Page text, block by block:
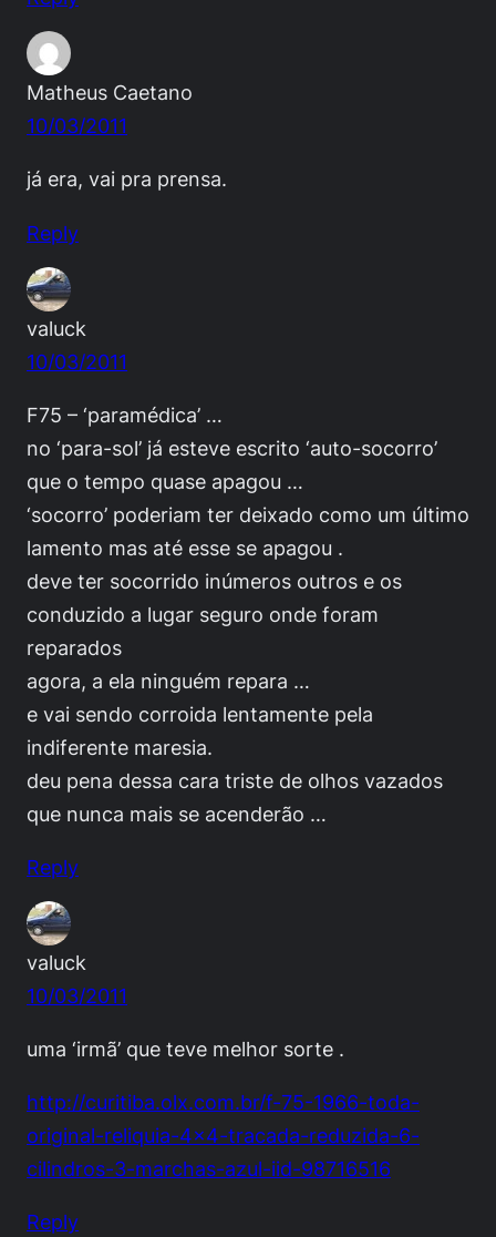
Matheus Caetano
10/03/2011
já era, vai pra prensa.
Reply
valuck
10/03/2011
F75 – ‘paramédica’ …
no ‘para-sol’ já esteve escrito ‘auto-socorro’
que o tempo quase apagou …
‘socorro’ poderiam ter deixado como um último
lamento mas até esse se apagou .
deve ter socorrido inúmeros outros e os
conduzido a lugar seguro onde foram
reparados
agora, a ela ninguém repara …
e vai sendo corroida lentamente pela
indiferente maresia.
deu pena dessa cara triste de olhos vazados
que nunca mais se acenderão …
Reply
valuck
10/03/2011
uma ‘irmã’ que teve melhor sorte .
http://curitiba.olx.com.br/f-75-1966-toda-
original-reliquia-4×4-tracada-reduzida-6-
cilindros-3-marchas-azul-iid-98716516
Reply